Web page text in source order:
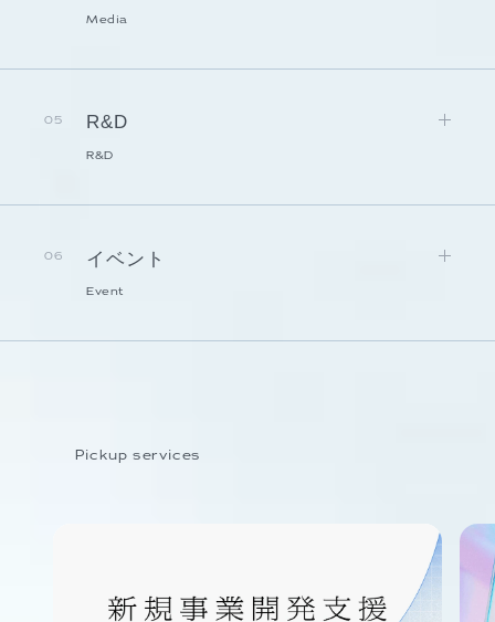
Media
05 R&D
R&D
06 イベント
Event
Pickup services